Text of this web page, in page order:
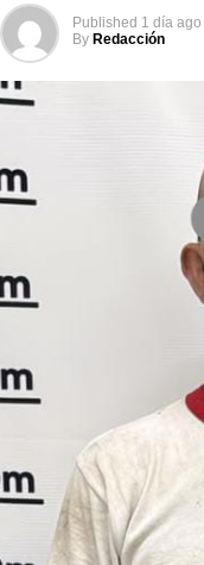
Published 1 día ago
By Redacción